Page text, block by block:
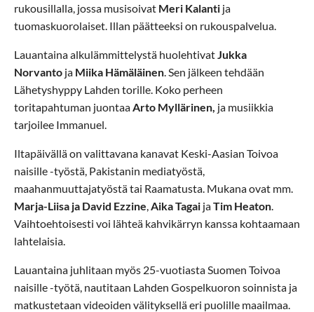
rukousillalla, jossa musisoivat Meri Kalanti ja
tuomaskuorolaiset. Illan päätteeksi on rukouspalvelua.
Lauantaina alkulämmittelystä huolehtivat Jukka
Norvanto ja Miika Hämäläinen . Sen jälkeen tehdään
Lähetyshyppy Lahden torille. Koko perheen
toritapahtuman juontaa Arto Myllärinen, ja musiikkia
tarjoilee Immanuel.
Iltapäivällä on valittavana kanavat Keski-Aasian Toivoa
naisille -työstä, Pakistanin mediatyöstä,
maahanmuuttajatyöstä tai Raamatusta. Mukana ovat mm.
Marja-Liisa ja David Ezzine Aika Tagai jaTim Heaton
Vaihtoehtoisesti voi lähteä kahvikärryn kanssa kohtaamaan
lahtelaisia.
Lauantaina juhlitaan myös 25-vuotiasta Suomen Toivoa
naisille -työtä, nautitaan Lahden Gospelkuoron soinnista ja
matkustetaan videoiden välityksellä eri puolille maailmaa.